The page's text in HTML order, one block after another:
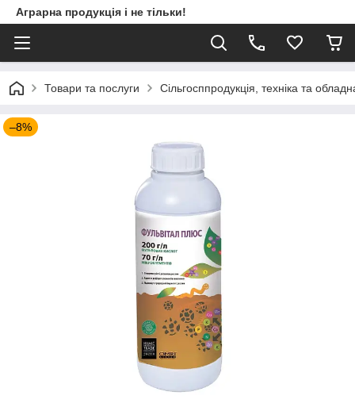
Аграрна продукція і не тільки!
Товари та послуги Сільгосппродукція, техніка та
–8%